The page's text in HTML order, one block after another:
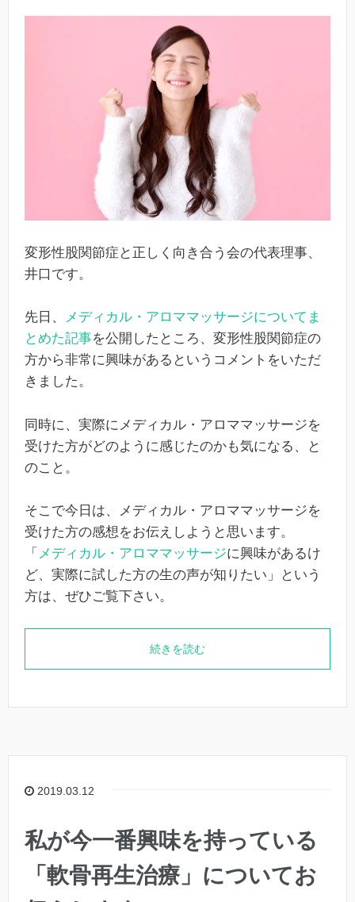
変形性股関節症と正しく向き合う会の代表理事、
井口です。
先日、
メディカル・アロママッサージについてま
とめた記事を公開したところ、変形性股関節症の
方から非常に興味があるというコメントをいただ
きました。
同時に、実際にメディカル・アロママッサージを
受けた方がどのように感じたのかも気になる、と
のこと。
そこで今日は、メディカル・アロママッサージを
受けた方の感想をお伝えしようと思います。
「 メディカル・アロママッサージに興味があるけ
ど、実際に試した方の生の声が知りたい」という
方は、ぜひご覧下さい。
続きを読む
2019.03.12
私が今一番興味を持っている
「軟骨再生治療」についてお